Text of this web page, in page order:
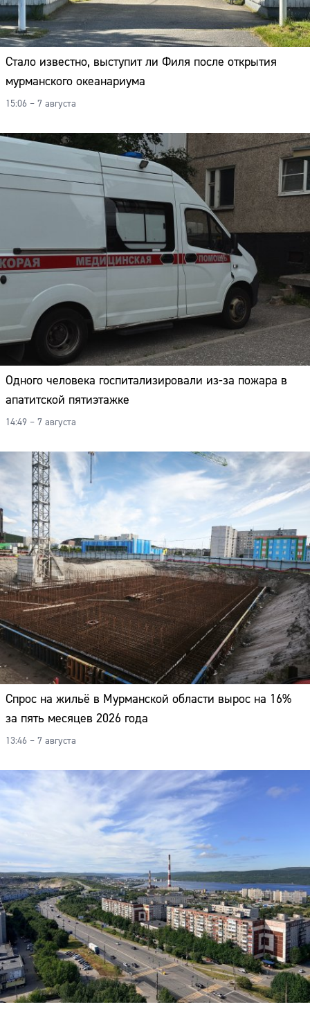
Стало известно, выступит ли Филя после открытия
мурманского океанариума
15:06 – 7 августа
Одного человека госпитализировали из-за пожара в
апатитской пятиэтажке
14:49 – 7 августа
Спрос на жильё в Мурманской области вырос на 16%
за пять месяцев 2026 года
13:46 – 7 августа